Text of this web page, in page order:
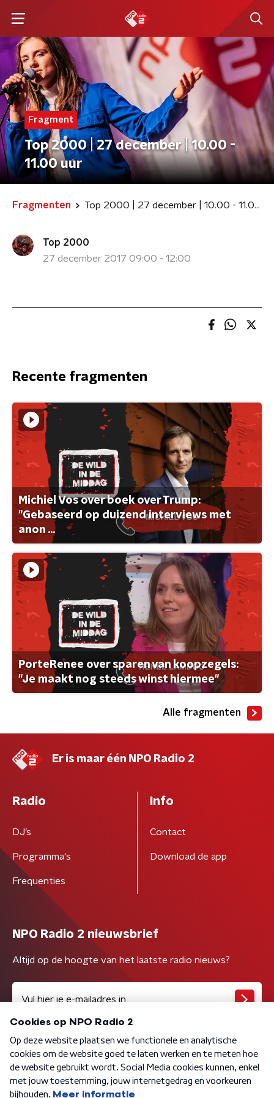
Fragment
Top 2000 | 27 december | 10.00 -
11.00 uur
Fragmenten Top 2000 | 27 december | 10.00 - 11.00 uur
Top 2000
27 december 2017 09:00 - 12:00
Recente fragmenten
Michiel Vos over boek over Trump:
"Gebaseerd op duizend interviews met
anon ...
PorteRenee over sparen van koopzegels:
"Je maakt nog steeds winst hiermee"
Alle fragmenten
Er is maar één NPO Radio 2
Radio
DJ’s
Programma's
Frequenties
Info
Contact
Download de app
NPO Radio 2 nieuwsbrief
Altijd op de hoogte van het laatste radio nieuws?
Algemene voorwaarden